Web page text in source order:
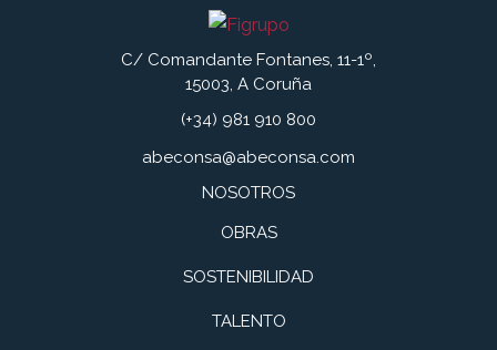
C/ Comandante Fontanes, 11-1º,
15003, A Coruña
(+34) 981 910 800
abeconsa@abeconsa.com
NOSOTROS
OBRAS
SOSTENIBILIDAD
TALENTO